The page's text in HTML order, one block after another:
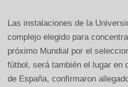
Las instalaciones de la
complejo elegido para
próximo Mundial por el
fútbol, será también el lugar en
de España, confirmaron